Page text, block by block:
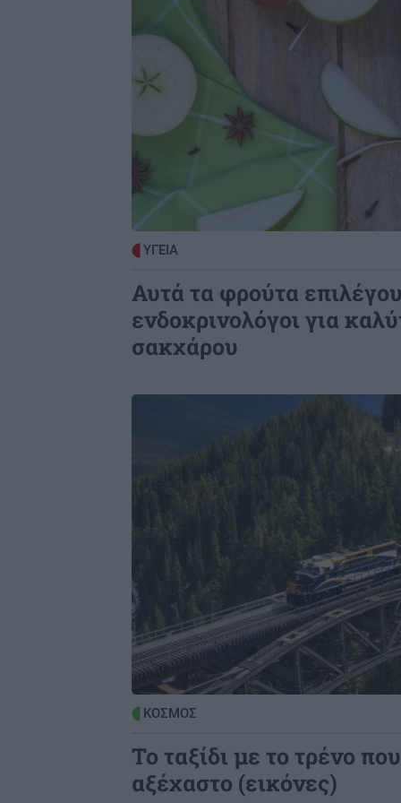
Ιταλία: Τα ελαιοτριβεία ενώνονται
αντιμετωπίσουν την κρίση
Ρωσικό πεντικιούρ: Χωρίς σταγόνα
νερό - Η άνυδρη μέθοδος που κάνει
πέλματα βελούδινα (χωρίς ξύστρες
GOSSIP - LIFESTYLE
Η Ελένη Βουλγαράκη διαψεύδει τον
ΥΓΕΙΑ
Αυτά τα φρούτα
ενδοκρινολόγοι για
σακχάρου
ΚΟΣΜΟΣ
Το ταξίδι με το τρένο
αξέχαστο (εικόνες)